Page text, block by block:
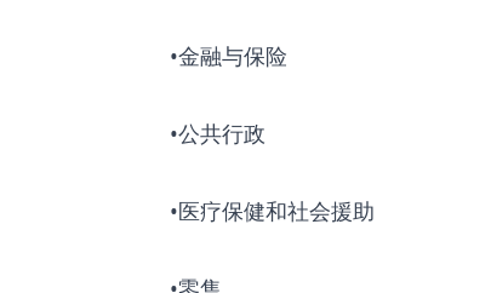
•金融与保险
•公共行政
•医疗保健和社会援助